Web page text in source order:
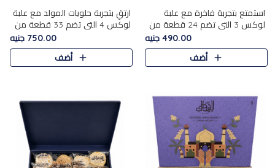
استمتع بتجربة فاخرة مع علبة
لوكس 3 التي تضم 24 قطعة من
أشهر حلويات المولد الشرقية
المختارة بعناية. تحتوي التشكيلة
على الجزرية بالفول، والملب..
490.00 جنيه
أضف
ارتقِ بتجربة حلويات المولد مع علبة
لوكس 4 التي تضم 33 قطعة من
تشكيلة فاخرة ومتنوعة من أشهر
الأصناف الشرقية. تحتوي العلبة على
الجزرية بالفول،..
750.00 جنيه
أضف